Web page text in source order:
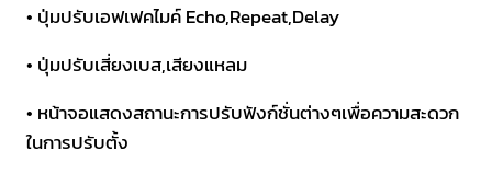
• ปุ่มปรับเอฟเฟคไมค์ Echo,Repeat,Delay
• ปุ่มปรับเสี่ยงเบส,เสียงแหลม
• หน้าจอแสดงสถานะการปรับฟังก์ชั่นต่างๆเพื่อความสะดวก
ในการปรับตั้ง